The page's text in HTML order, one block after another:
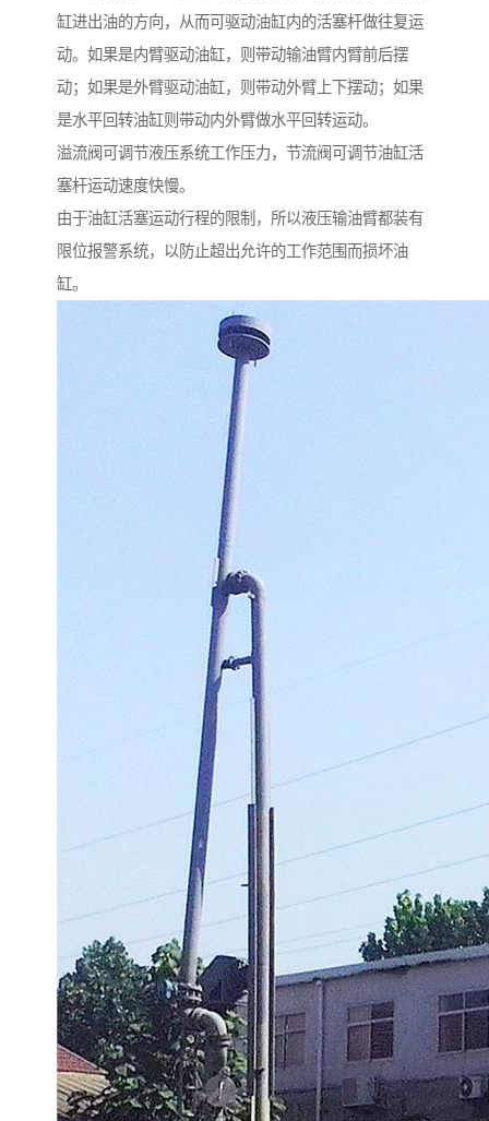
缸进出油的方向，从而可驱动油缸内的活塞杆做往复运
动。如果是内臂驱动油缸，则带动输油臂内臂前后摆
动；如果是外臂驱动油缸，则带动外臂上下摆动；如果
是水平回转油缸则带动内外臂做水平回转运动。
溢流阀可调节液压系统工作压力，节流阀可调节油缸活
塞杆运动速度快慢。
由于油缸活塞运动行程的限制，所以液压输油臂都装有
限位报警系统，以防止超出允许的工作范围而损坏油
缸。